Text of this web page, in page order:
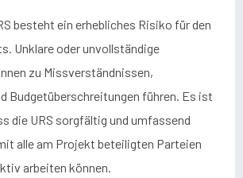
besteht ein erhebliches Risiko für den
Unklare oder unvollständige
zu Missverständnissen,
Budgetüberschreitungen führen. Es ist
die URS sorgfältig und umfassend
alle am Projekt beteiligten Parteien
arbeiten können.